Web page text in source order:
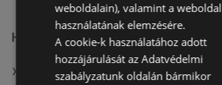
Hasonló kiskereskedők
A(z) Tesco ajánlatai
weboldalain), valamint a weboldal
használatának elemzésére.
A cookie-k használatához adott
hozzájárulását az Adatvédelmi
szabályzatunk oldalán bármikor